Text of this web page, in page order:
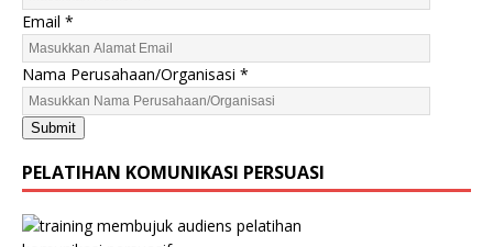
a
i
l
K
e
l
m
n
Email *
Nama Perusahaan/Organisasi *
Submit
PELATIHAN KOMUNIKASI PERSUASI